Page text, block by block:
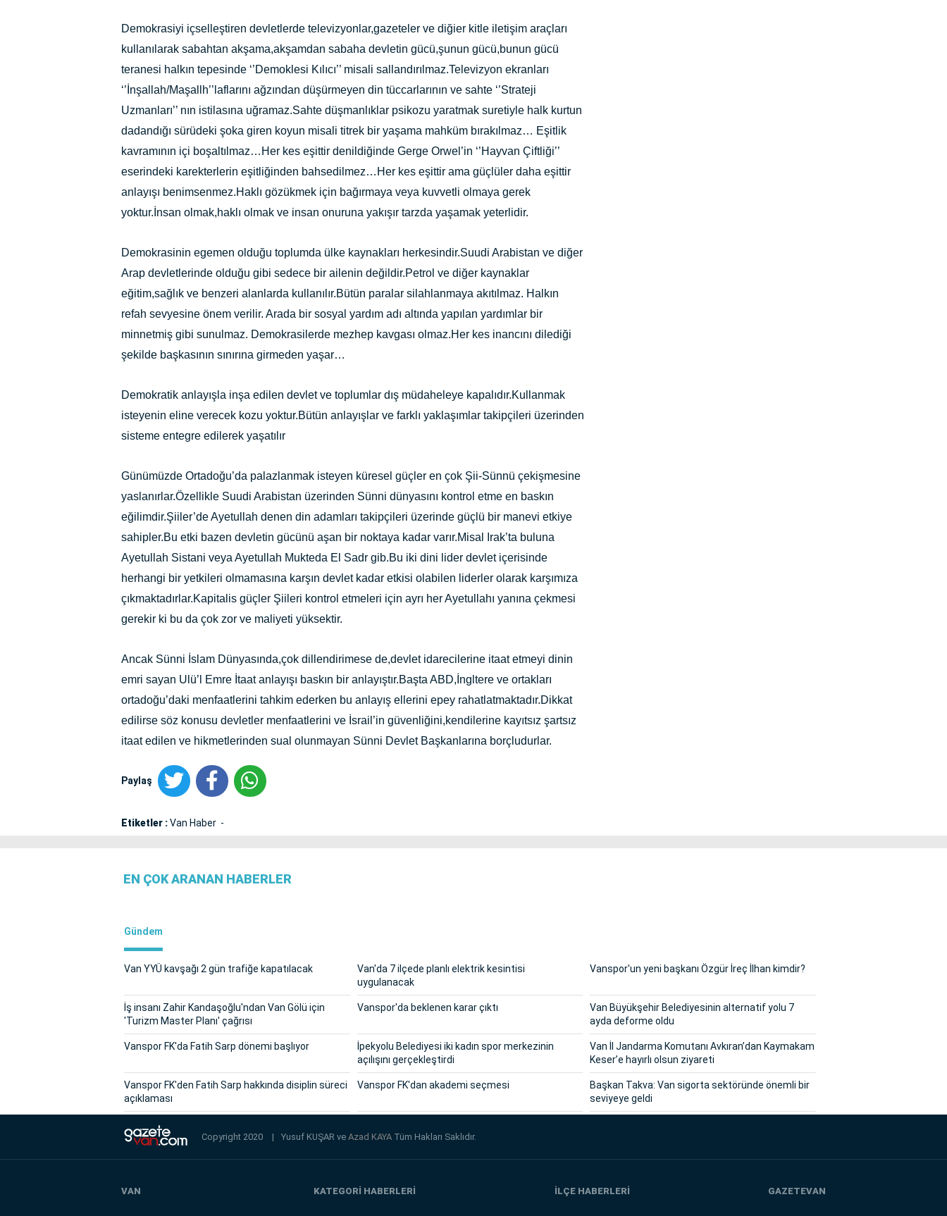
Demokrasiyi içselleştiren devletlerde televizyonlar,gazeteler ve diğier kitle iletişim araçları
kullanılarak sabahtan akşama,akşamdan sabaha devletin gücü,şunun gücü,bunun gücü
teranesi halkın tepesinde ‘’Demoklesi Kılıcı’’ misali sallandırılmaz.Televizyon ekranları
‘’İnşallah/Maşallh’’laflarını ağzından düşürmeyen din tüccarlarının ve sahte ‘’Strateji
Uzmanları’’ nın istilasına uğramaz.Sahte düşmanlıklar psikozu yaratmak suretiyle halk kurtun
dadandığı sürüdeki şoka giren koyun misali titrek bir yaşama mahküm bırakılmaz… Eşitlik
kavramının içi boşaltılmaz…Her kes eşittir denildiğinde Gerge Orwel’in ‘’Hayvan Çiftliği’’
eserindeki karekterlerin eşitliğinden bahsedilmez…Her kes eşittir ama güçlüler daha eşittir
anlayışı benimsenmez.Haklı gözükmek için bağırmaya veya kuvvetli olmaya gerek
yoktur.İnsan olmak,haklı olmak ve insan onuruna yakışır tarzda yaşamak yeterlidir.
Demokrasinin egemen olduğu toplumda ülke kaynakları herkesindir.Suudi Arabistan ve diğer
Arap devletlerinde olduğu gibi sedece bir ailenin değildir.Petrol ve diğer kaynaklar
eğitim,sağlık ve benzeri alanlarda kullanılır.Bütün paralar silahlanmaya akıtılmaz. Halkın
refah sevyesine önem verilir. Arada bir sosyal yardım adı altında yapılan yardımlar bir
minnetmiş gibi sunulmaz. Demokrasilerde mezhep kavgası olmaz.Her kes inancını dilediği
şekilde başkasının sınırına girmeden yaşar…
Demokratik anlayışla inşa edilen devlet ve toplumlar dış müdaheleye kapalıdır.Kullanmak
isteyenin eline verecek kozu yoktur.Bütün anlayışlar ve farklı yaklaşımlar takipçileri üzerinden
sisteme entegre edilerek yaşatılır
Günümüzde Ortadoğu’da palazlanmak isteyen küresel güçler en çok Şii-Sünnü çekişmesine
yaslanırlar.Özellikle Suudi Arabistan üzerinden Sünni dünyasını kontrol etme en baskın
eğilimdir.Şiiler’de Ayetullah denen din adamları takipçileri üzerinde güçlü bir manevi etkiye
sahipler.Bu etki bazen devletin gücünü aşan bir noktaya kadar varır.Misal Irak’ta buluna
Ayetullah Sistani veya Ayetullah Mukteda El Sadr gib.Bu iki dini lider devlet içerisinde
herhangi bir yetkileri olmamasına karşın devlet kadar etkisi olabilen liderler olarak karşımıza
çıkmaktadırlar.Kapitalis güçler Şiileri kontrol etmeleri için ayrı her Ayetullahı yanına çekmesi
gerekir ki bu da çok zor ve maliyeti yüksektir.
Ancak Sünni İslam Dünyasında,çok dillendirimese de,devlet idarecilerine itaat etmeyi dinin
emri sayan Ulü’l Emre İtaat anlayışı baskın bir anlayıştır.Başta ABD,İngltere ve ortakları
ortadoğu’daki menfaatlerini tahkim ederken bu anlayış ellerini epey rahatlatmaktadır.Dikkat
edilirse söz konusu devletler menfaatlerini ve İsrail’in güvenliğini,kendilerine kayıtsız şartsız
itaat edilen ve hikmetlerinden sual olunmayan Sünni Devlet Başkanlarına borçludurlar.
Paylaş
Etiketler :Van Haber
EN ÇOK ARANAN HABERLER
Gündem
Van YYÜ kavşağı 2 gün trafiğe kapatılacak
Van'da 7 ilçede planlı elektrik kesintisi
uygulanacak
Vanspor'un yeni başkanı Özgür İreç İlhan kimdir?
İş insanı Zahir Kandaşoğlu'ndan Van Gölü için
'Turizm Master Planı' çağrısı
Vanspor'da beklenen karar çıktı
Van Büyükşehir Belediyesinin alternatif yolu 7
ayda deforme oldu
Vanspor FK'da Fatih Sarp dönemi başlıyor
İpekyolu Belediyesi iki kadın spor merkezinin
açılışını gerçekleştirdi
Van İl Jandarma Komutanı Avkıran’dan Kaymakam
Keser’e hayırlı olsun ziyareti
Vanspor FK'den Fatih Sarp hakkında disiplin süreci
açıklaması
Vanspor FK'dan akademi seçmesi
Başkan Takva: Van sigorta sektöründe önemli bir
seviyeye geldi
Copyright 2020 | Yusuf KUŞAR veAzad KAYA Tüm Hakları Saklıdır.
VAN KATEGORİ HABERLERİ İLÇE HABERLERİ GAZETEVAN